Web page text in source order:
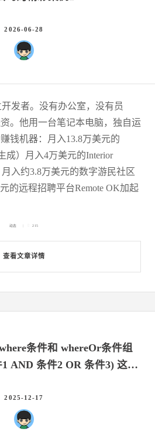
2026-06-28
开发者。没有办公室，没有员
。他用一台笔记本电脑，独自运
钱机器：月入13.8万美元的
成）月入4万美元的Interior
入约3.8万美元的数字游民社区
的远程招聘平台Remote OK加起
查看文章详情
动态 215
条件和 whereOr条件组
AND 条件2 OR 条件3)​ 这样
2025-12-17